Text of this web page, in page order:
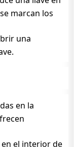
marcan los
una
en la
el interior de